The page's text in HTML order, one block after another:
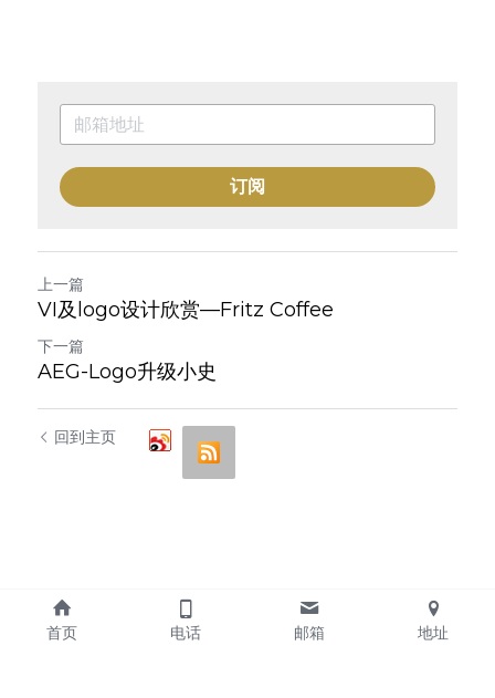
订阅
上一篇
VI及logo设计欣赏—Fritz Coffee
下一篇
AEG-Logo升级小史
回到主页
首页 电话 邮箱 地址